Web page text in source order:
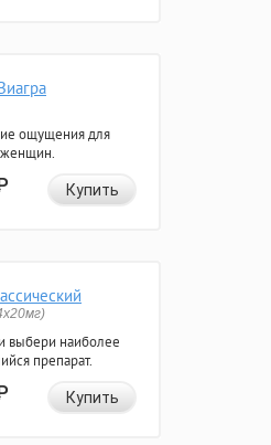
ощущения для
Купить
выбери наиболее
препарат.
Купить